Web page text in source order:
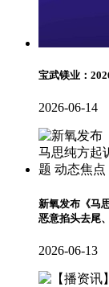
宝武镁业：
2026-06-14
新氧发布《马
恶意掐头去尾
2026-06-13